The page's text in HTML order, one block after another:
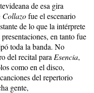
de esa gira
Collazofue el escenario
de lo que la intérprete
en tanto fue
toda la banda. No
del recital paraEsencia,
como en el disco,
del repertorio
gente,